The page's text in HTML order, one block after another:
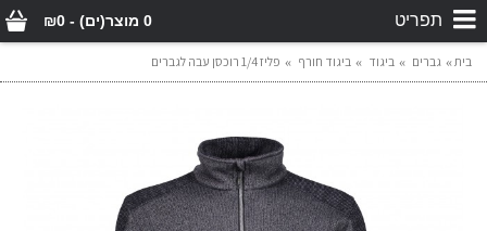
0 מוצר(ים) - ₪0 תפריט
בית גברים ביגוד ביגוד חורף פליז 1/4 רוכסן עבה לגברים